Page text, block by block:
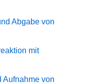
Abgabe von
mit
Aufnahme von